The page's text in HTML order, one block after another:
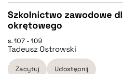
BIBTEX
pobierz cytat
CZYSTY TEKST
pobierz cytat
Szkolnictwo zawodowe
okrętowego
s. 107 - 109
Tadeusz Ostrowski
Zacytuj Udostępnij